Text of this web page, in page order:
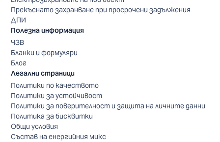
Прекъснато захранване при просрочени задължения
ДПИ
Полезна информация
ЧЗВ
Бланки и формуляри
Блог
Легални страници
Политики по качеството
Политики за устойчивост
Политики за поверителност и защита на личните данни
Политика за бисквитки
Общи условия
Състав на енергийния микс